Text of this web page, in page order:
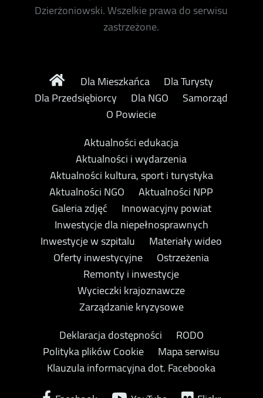
Dzierżoniowski. Wszelkie prawa do serwisu
zastrzeżone.
Dla Mieszkańca
Dla Turysty
Dla Przedsiębiorcy
Dla NGO
Samorząd
O Powiecie
Aktualności edukacja
Aktualności i wydarzenia
Aktualności kultura, sport i turystyka
Aktualności NGO
Aktualności NPP
Galeria zdjęć
Innowacyjny powiat
Inwestycje dla niepełnosprawnych
Inwestycje w szpitalu
Materiały wideo
Oferty inwestycyjne
Ostrzeżenia
Remonty i inwestycje
Wycieczki krajoznawcze
Zarządzanie kryzysowe
Deklaracja dostępności
RODO
Polityka plików Cookie
Mapa serwisu
Klauzula informacyjna dot. Facebooka